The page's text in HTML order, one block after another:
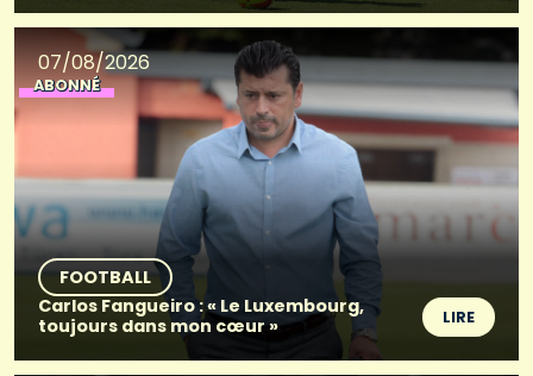
07/08/2026
ABONNÉ
FOOTBALL
Carlos Fangueiro : « Le Luxembourg,
toujours dans mon cœur »
LIRE